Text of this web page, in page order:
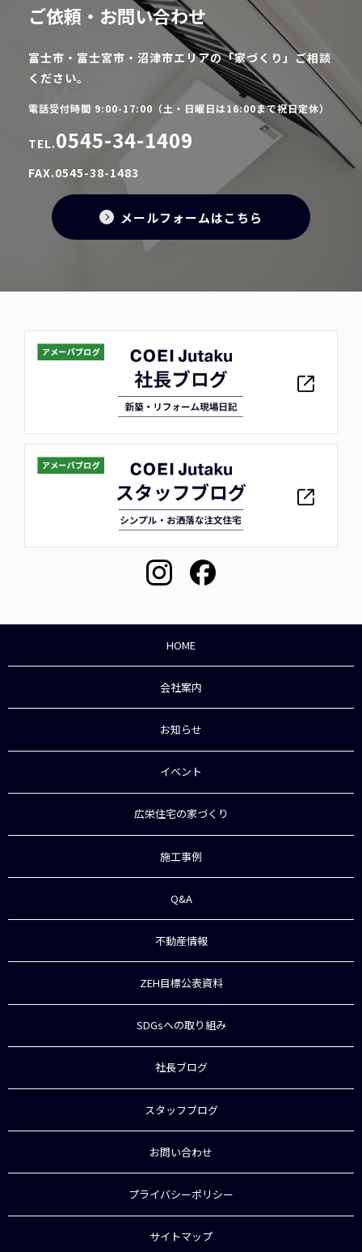
ご依頼・お問い合わせ
富士市・富士宮市・沼津市エリアの「家づくり」ご相談
ください。
電話受付時間 9:00-17:00（土・日曜日は16:00まで祝日定休）
TEL.0545-34-1409
FAX.0545-38-1483
メールフォームはこちら
HOME
会社案内
お知らせ
イベント
広栄住宅の家づくり
施工事例
Q&A
不動産情報
ZEH目標公表資料
SDGsへの取り組み
社長ブログ
スタッフブログ
お問い合わせ
プライバシーポリシー
サイトマップ